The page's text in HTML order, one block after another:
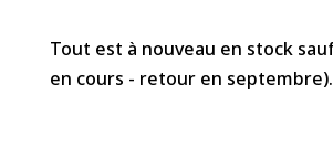
Tout est à nouveau en stock
en cours - retour en septembre).